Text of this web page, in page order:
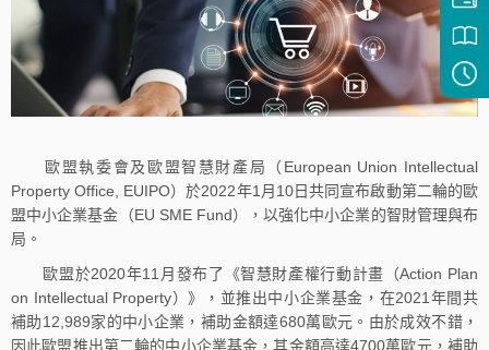
歐盟執委會及歐盟智慧財產局（European Union Intellectual
Property Office, EUIPO）於2022年1月10日共同宣布啟動第二輪的歐
盟中小企業基金（EU SME Fund），以強化中小企業的智財管理與布
局。
歐盟於2020年11月發布了《智慧財產權行動計畫（Action Plan
on Intellectual Property）》，並推出中小企業基金，在2021年間共
補助12,989家的中小企業，補助金額達680萬歐元。由於成效不錯，
因此歐盟推出第二輪的中小企業基金，其金額高達4700萬歐元，補助